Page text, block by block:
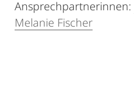
Ansprechpartnerinnen:
Melanie Fischer